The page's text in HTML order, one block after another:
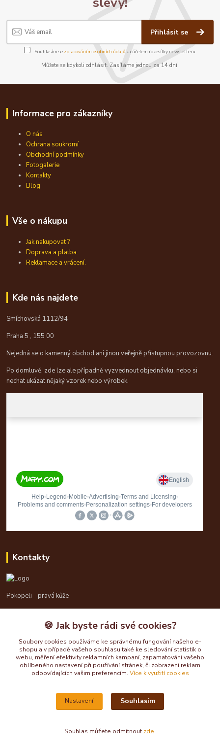
Přihlásit se
Souhlasím se zpracováním osobních údajůza účelem rozesílky newsletteru.
Můžete se kdykoli odhlásit. Zasíláme jednou za 14 dní.
Informace pro zákazníky
O nás
Ochrana soukromí
Obchodní podmínky
Fotogalerie
Kontakty
Blog
Vše o nákupu
Jak nakupovat ?
Doprava a platba.
Reklamace a vrácení.
Kde nás najdete
Smíchovská 1112/94
Praha 5 , 155 00
Nejedná se o kamenný obchod ani jinou veřejně přístupnou provozovnu.
Po domluvě, zde lze ale případně vyzvednout objednávku, nebo si
nechat ukázat nějaký vzorek nebo výrobek.
Kontakty
Pokopeli - pravá kůže
725613211
pokopeli@centrum.cz
Upravit sběr cookies.
🍪 Jak byste rádi své cookies?
Soubory cookies používáme ke správnému fungování našeho e-
shopu a v případě vašeho souhlasu také ke sledování statistik o
webu, měření efektivity reklamních kampaní, zapamatování vašeho
oblíbeného nastavení při používání stránek, či zobrazení reklam
odpovídajících vašim preferencím. Více k využití cookies
Nastavení Souhlasím
Souhlas můžete odmítnout zde.